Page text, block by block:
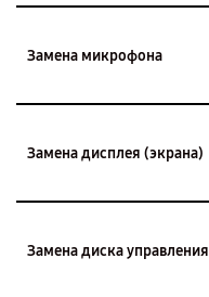
Замена микрофона
Замена дисплея (экрана)
Замена диска управления